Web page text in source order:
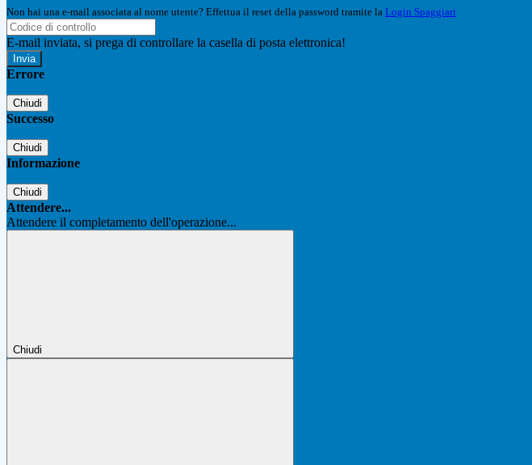
Non hai una e-mail associata al nome utente? Effettua il reset della password tramite la Login Spaggiari
E-mail inviata, si prega di controllare la casella di posta elettronica!
Errore
Chiudi
Successo
Chiudi
Informazione
Chiudi
Attendere...
Attendere il completamento dell'operazione...
Chiudi